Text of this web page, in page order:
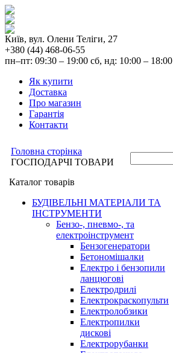
Київ, вул. Олени Теліги, 27
+380 (44) 468-06-55
пн–пт: 09:30 – 19:00 сб, нд: 10:00 – 18:00
Як купити
Доставка
Про магазин
Гарантія
Контакти
Головна сторінка
ГОСПОДАРЧІ ТОВАРИ
Каталог товарів
БУДІВЕЛЬНІ МАТЕРІАЛИ ТА
ІНСТРУМЕНТИ
Бензо-, пневмо-, та
електроінструмент
Бензогенератори
Бетономішалки
Електро і бензопили
ланцюгові
Електродрилі
Електрокраскопульти
Електролобзики
Електропилки
дискові
Електрорубанки